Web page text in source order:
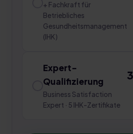
+ Fachkraft für
Betriebliches
Gesundheitsmanagement
(IHK)
Expert-
Qualifizierung
Business Satisfaction
Expert · 5 IHK-Zertifikate